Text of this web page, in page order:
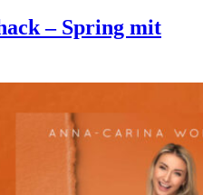
– Spring mit